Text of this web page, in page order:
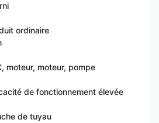
ordinaire
moteur, moteur, pompe
de fonctionnement élevée
de tuyau